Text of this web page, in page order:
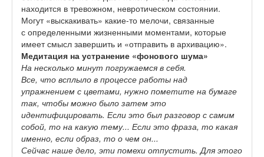
находится в тревожном, невротическом состоянии.
Могут «выскакивать» какие-то мелочи, связанные
с определенными жизненными моментами, которые
имеет смысл завершить и «отправить в архивацию».
Медитация на устранение «фонового шума»
На несколько минут погружаемся в себя.
Все, что всплыло в процессе работы над
упражнением с цветами, нужно пометите на бумаге
так, чтобы можно было затем это
идентифицировать. Если это был разговор с самим
собой, то на какую тему... Если это фраза, то какая
именно, если образ, то о чем он...
Сейчас наше дело, эти помехи отпустить. Для этого